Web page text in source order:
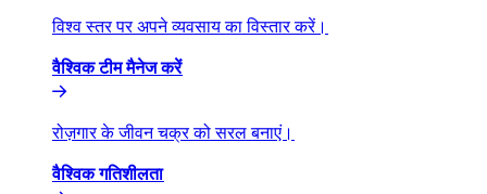
विश्व स्तर पर अपने व्यवसाय का विस्तार करें।​​
वैश्विक टीम मैनेज करें​​
रोज़गार के जीवन चक्र को सरल बनाएं।​​
वैश्विक गतिशीलता​​